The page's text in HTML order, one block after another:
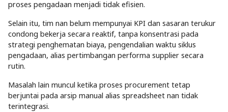
proses pengadaan menjadi tidak efisien.
Selain itu, tim nan belum mempunyai KPI dan sasaran terukur
condong bekerja secara reaktif, tanpa konsentrasi pada
strategi penghematan biaya, pengendalian waktu siklus
pengadaan, alias pertimbangan performa supplier secara
rutin.
Masalah lain muncul ketika proses procurement tetap
berjuntai pada arsip manual alias spreadsheet nan tidak
terintegrasi.